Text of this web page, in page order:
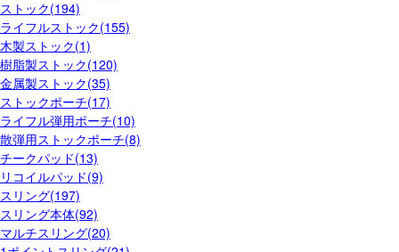
ストック(194)
ライフルストック(155)
木製ストック(1)
樹脂製ストック(120)
金属製ストック(35)
ストックポーチ(17)
ライフル弾用ポーチ(10)
散弾用ストックポーチ(8)
チークパッド(13)
リコイルパッド(9)
スリング(197)
スリング本体(92)
マルチスリング(20)